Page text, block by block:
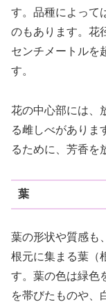
す。品種によって
のもあります。花
センチメートルを
す。
花の中心部には、
る雌しべがありま
るために、芳香を
葉
葉の形状や質感も
根元に集まる葉（
す。葉の色は緑色
を帯びたものや、